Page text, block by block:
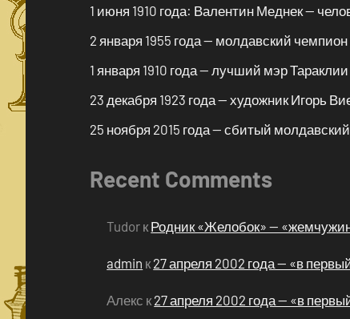
1 июня 1910 года: Валентин Меднек —
2 января 1955 года — молдавский
1 января 1910 года — лучший мэр Тараклии
23 декабря 1923 года — художник Игорь
25 ноября 2015 года — сбитый
Recent Comments
Tudor к Родник «Желобок» —
admin к 27 апреля 2002 года — «в
Алекс к 27 апреля 2002 года — «в